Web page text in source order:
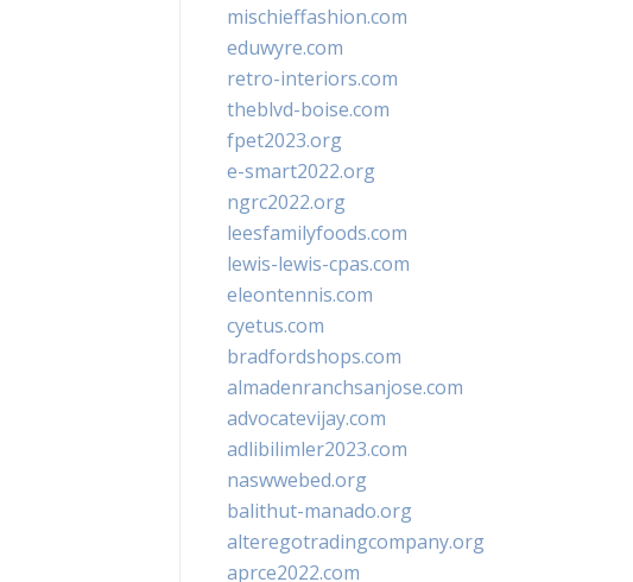
mischieffashion.com
eduwyre.com
retro-interiors.com
theblvd-boise.com
fpet2023.org
e-smart2022.org
ngrc2022.org
leesfamilyfoods.com
lewis-lewis-cpas.com
eleontennis.com
cyetus.com
bradfordshops.com
almadenranchsanjose.com
advocatevijay.com
adlibilimler2023.com
naswwebed.org
balithut-manado.org
alteregotradingcompany.org
aprce2022.com